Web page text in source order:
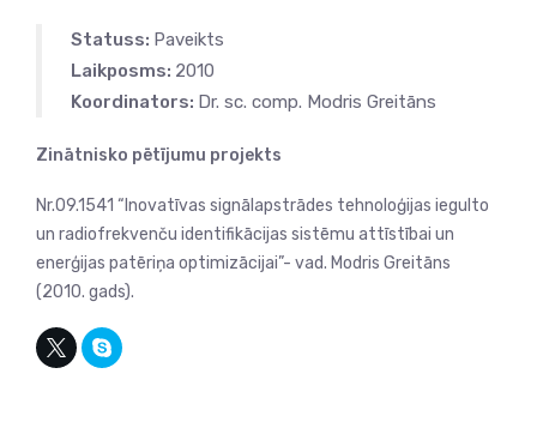
Statuss: Paveikts
Laikposms: 2010
Koordinators: Dr. sc. comp. Modris Greitāns
Zinātnisko pētījumu projekts
Nr.09.1541 “Inovatīvas signālapstrādes tehnoloģijas iegulto
un radiofrekvenču identifikācijas sistēmu attīstībai un
enerģijas patēriņa optimizācijai”- vad. Modris Greitāns
(2010. gads).